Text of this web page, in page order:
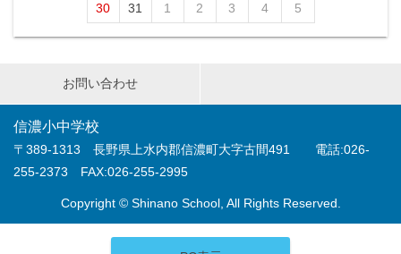
30
31 1 2 3 4 5
お問い合わせ
信濃小中学校
〒389-1313 長野県上水内郡信濃町大字古間491 電話:026-
255-2373 FAX:026-255-2995
Copyright © Shinano School, All Rights Reserved.